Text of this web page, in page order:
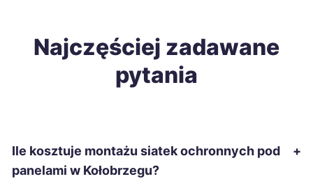
Nysa 41 zł
Piła 41 zł
Najczęściej zadawane
pytania
Ile kosztuje montażu siatek ochronnych pod
panelami w Kołobrzegu?
+